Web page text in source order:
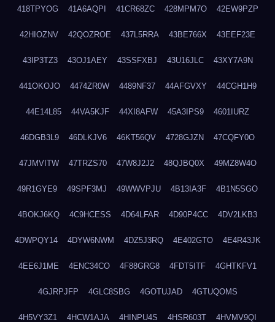
418TPYOG 41A6AQPI 41CR68ZC 428MPM7O 42EW9PZP
42HIOZNV 42QOZROE 437L5RRA 43BE766X 43EEF23E
43IP3TZ3 43OJ1AEY 43SSFXBJ 43U16JLC 43XY7A9N
441OKOJO 4474ZR0W 4489NF37 44AFGVXY 44CGH1H9
44E14L85 44VA5KJF 44XI8AFW 45A3IPS9 4601IURZ
46DGB3L9 46DLKJV6 46KT56QV 4728GJZN 47CQFY0O
47JMVITW 47TRZS70 47W8J2J2 48QJBQ0X 49MZ8W4O
49R1GYE9 49SPF3MJ 49WWVPJU 4B13IA3F 4B1N5SGO
4BOKJ6KQ 4C9HCESS 4D64LFAR 4D90P4CC 4DV2LKB3
4DWPQY14 4DYW6NWM 4DZ5J3RQ 4E402GTO 4E4R43JK
4EE6J1ME 4ENC34CO 4F88GRG8 4FDT5ITF 4GHTKFV1
4GJRPJFP 4GLC8SBG 4GOTUJAD 4GTUQOMS
4H5VY3Z1 4HCW1AJA 4HINPU4S 4HSR603T 4HVMV9QI